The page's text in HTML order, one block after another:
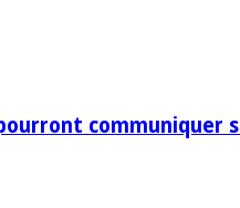
communiquer